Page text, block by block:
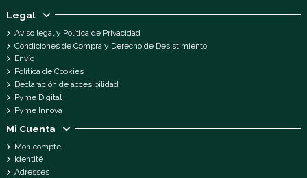
Legal
Aviso legal y Política de Privacidad
Condiciones de Compra y Derecho de Desistimiento
Envío
Política de Cookies
Declaración de accesibilidad
Pyme Digital
Pyme Innova
Mi Cuenta
Mon compte
Identité
Adresses